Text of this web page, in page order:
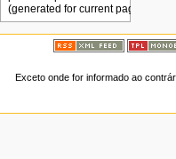
Exceto onde for informado ao